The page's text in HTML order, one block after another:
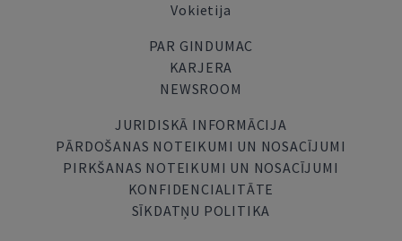
Vokietija
PAR GINDUMAC
KARJERA
NEWSROOM
JURIDISKĀ INFORMĀCIJA
PĀRDOŠANAS NOTEIKUMI UN NOSACĪJUMI
PIRKŠANAS NOTEIKUMI UN NOSACĪJUMI
KONFIDENCIALITĀTE
SĪKDATŅU POLITIKA